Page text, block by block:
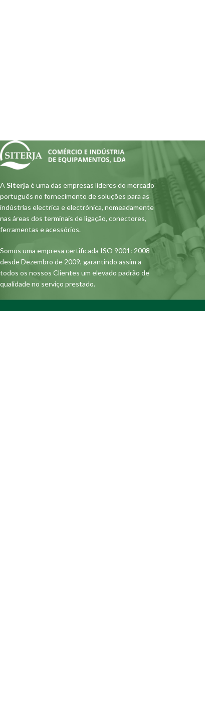
A Siterja é uma das empresas lideres do mercado
português no fornecimento de soluções para as
indústrias electrica e electrónica, nomeadamente
nas áreas dos terminais de ligação, conectores,
ferramentas e acessórios.
Somos uma empresa certificada ISO 9001: 2008
desde Dezembro de 2009, garantindo assim a
todos os nossos Clientes um elevado padrão de
qualidade no serviço prestado.